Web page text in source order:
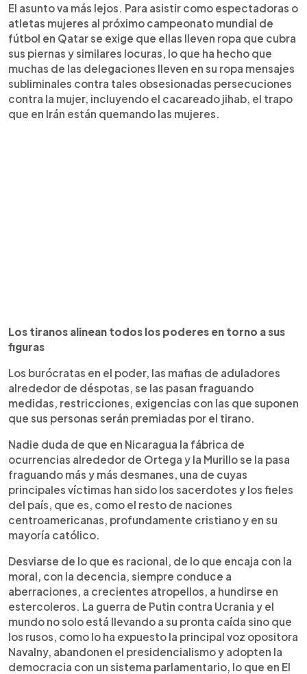
El asunto va más lejos. Para asistir como espectadoras o
atletas mujeres al próximo campeonato mundial de
fútbol en Qatar se exige que ellas lleven ropa que cubra
sus piernas y similares locuras, lo que ha hecho que
muchas de las delegaciones lleven en su ropa mensajes
subliminales contra tales obsesionadas persecuciones
contra la mujer, incluyendo el cacareado jihab, el trapo
que en Irán están quemando las mujeres.
Los tiranos alinean todos los poderes en torno a sus
figuras
Los burócratas en el poder, las mafias de aduladores
alrededor de déspotas, se las pasan fraguando
medidas, restricciones, exigencias con las que suponen
que sus personas serán premiadas por el tirano.
Nadie duda de que en Nicaragua la fábrica de
ocurrencias alrededor de Ortega y la Murillo se la pasa
fraguando más y más desmanes, una de cuyas
principales víctimas han sido los sacerdotes y los fieles
del país, que es, como el resto de naciones
centroamericanas, profundamente cristiano y en su
mayoría católico.
Desviarse de lo que es racional, de lo que encaja con la
moral, con la decencia, siempre conduce a
aberraciones, a crecientes atropellos, a hundirse en
estercoleros. La guerra de Putin contra Ucrania y el
mundo no solo está llevando a su pronta caída sino que
los rusos, como lo ha expuesto la principal voz opositora
Navalny, abandonen el presidencialismo y adopten la
democracia con un sistema parlamentario, lo que en El